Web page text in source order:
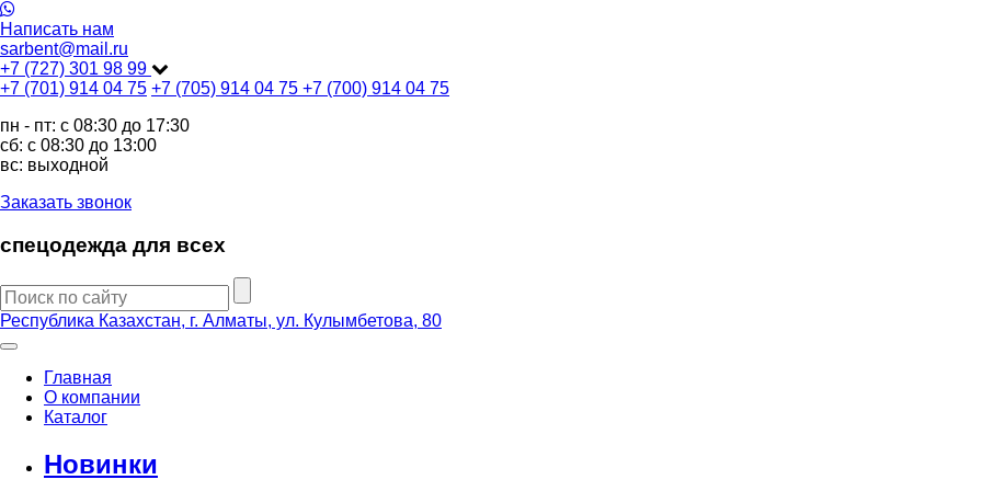
Написать нам
sarbent@mail.ru
+7 (727) 301 98 99
+7 (701) 914 04 75 +7 (705) 914 04 75 +7 (700) 914 04 75
пн - пт: c 08:30 до 17:30
сб: c 08:30 до 13:00
вс: выходной
Заказать звонок
спецодежда для всех
Республика Казахстан, г. Алматы, ул. Кулымбетова, 80
Главная
О компании
Каталог
Новинки